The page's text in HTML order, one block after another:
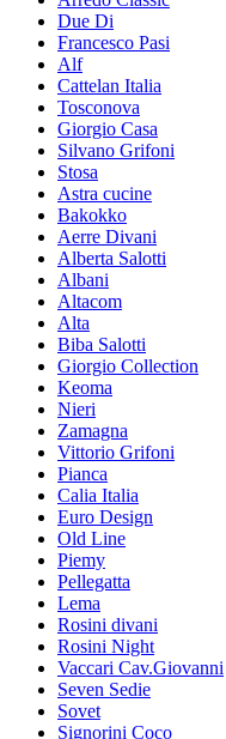
Due Di
Francesco Pasi
Alf
Cattelan Italia
Tosconova
Giorgio Casa
Silvano Grifoni
Stosa
Astra cucine
Bakokko
Aerre Divani
Alberta Salotti
Albani
Altacom
Alta
Biba Salotti
Giorgio Collection
Keoma
Nieri
Zamagna
Vittorio Grifoni
Pianca
Calia Italia
Euro Design
Old Line
Piemy
Pellegatta
Lema
Rosini divani
Rosini Night
Vaccari Cav.Giovanni
Seven Sedie
Sovet
Signorini Coco